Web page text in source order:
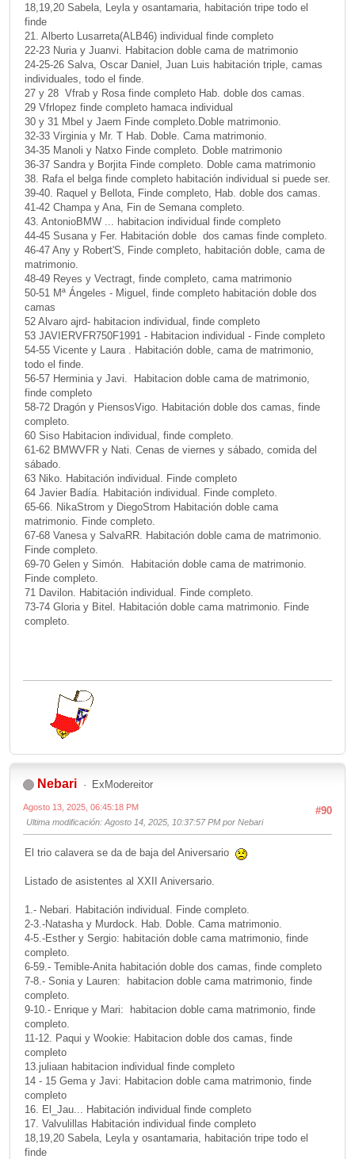
18,19,20 Sabela, Leyla y osantamaria, habitación tripe todo el
finde
21. Alberto Lusarreta(ALB46) individual finde completo
22-23 Nuria y Juanvi. Habitacion doble cama de matrimonio
24-25-26 Salva, Oscar Daniel, Juan Luis habitación triple, camas
individuales, todo el finde.
27 y 28 Vfrab y Rosa finde completo Hab. doble dos camas.
29 Vfrlopez finde completo hamaca individual
30 y 31 Mbel y Jaem Finde completo.Doble matrimonio.
32-33 Virginia y Mr. T Hab. Doble. Cama matrimonio.
34-35 Manoli y Natxo Finde completo. Doble matrimonio
36-37 Sandra y Borjita Finde completo. Doble cama matrimonio
38. Rafa el belga finde completo habitación individual si puede ser.
39-40. Raquel y Bellota, Finde completo, Hab. doble dos camas.
41-42 Champa y Ana, Fin de Semana completo.
43. AntonioBMW ... habitacion individual finde completo
44-45 Susana y Fer. Habitación doble dos camas finde completo.
46-47 Any y Robert'S, Finde completo, habitación doble, cama de
matrimonio.
48-49 Reyes y Vectragt, finde completo, cama matrimonio
50-51 Mª Ángeles - Miguel, finde completo habitación doble dos
camas
52 Alvaro ajrd- habitacion individual, finde completo
53 JAVIERVFR750F1991 - Habitacion individual - Finde completo
54-55 Vicente y Laura . Habitación doble, cama de matrimonio,
todo el finde.
56-57 Herminia y Javi. Habitacion doble cama de matrimonio,
finde completo
58-72 Dragón y PiensosVigo. Habitación doble dos camas, finde
completo.
60 Siso Habitacion individual, finde completo.
61-62 BMWVFR y Nati. Cenas de viernes y sábado, comida del
sábado.
63 Niko. Habitación individual. Finde completo
64 Javier Badía. Habitación individual. Finde completo.
65-66. NikaStrom y DiegoStrom Habitación doble cama
matrimonio. Finde completo.
67-68 Vanesa y SalvaRR. Habitación doble cama de matrimonio.
Finde completo.
69-70 Gelen y Simón. Habitación doble cama de matrimonio.
Finde completo.
71 Davilon. Habitación individual. Finde completo.
73-74 Gloria y Bitel. Habitación doble cama matrimonio. Finde
completo.
Nebari ExModereitor
#90
Agosto 13, 2025, 06:45:18 PM
Ultima modificación: Agosto 14, 2025, 10:37:57 PM por Nebari
El trio calavera se da de baja del Aniversario
Listado de asistentes al XXII Aniversario.
1.- Nebari. Habitación individual. Finde completo.
2-3.-Natasha y Murdock. Hab. Doble. Cama matrimonio.
4-5.-Esther y Sergio: habitación doble cama matrimonio, finde
completo.
6-59.- Temible-Anita habitación doble dos camas, finde completo
7-8.- Sonia y Lauren: habitacion doble cama matrimonio, finde
completo.
9-10.- Enrique y Mari: habitacion doble cama matrimonio, finde
completo.
11-12. Paqui y Wookie: Habitacion doble dos camas, finde
completo
13.juliaan habitacion individual finde completo
14 - 15 Gema y Javi: Habitacion doble cama matrimonio, finde
completo
16. El_Jau... Habitación individual finde completo
17. Valvulillas Habitación individual finde completo
18,19,20 Sabela, Leyla y osantamaria, habitación tripe todo el
finde